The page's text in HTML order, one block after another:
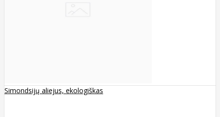
Simondsijų aliejus, ekologiškas